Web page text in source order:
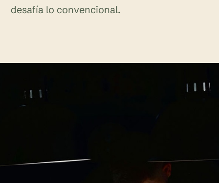
desafía lo convencional.